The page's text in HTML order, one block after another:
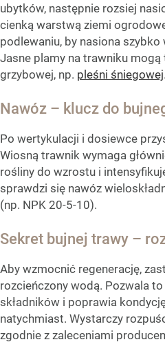
ubytków, następnie rozsiej
cienką warstwą ziemi
podlewaniu, by nasiona szybko
Jasne plamy na trawniku
grzybowej, np. pleśni śniegowej.
Nawóz – klucz do
Po wertykulacji i dosiewce
Wiosną trawnik wymaga
rośliny do wzrostu i
sprawdzi się nawóz
(np. NPK 20-5-10).
Sekret bujnej trawy –
Aby wzmocnić regenerację,
rozcieńczony wodą. Pozwala
składników i poprawia
natychmiast. Wystarczy
zgodnie z zaleceniami